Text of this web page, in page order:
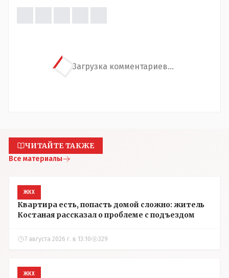
Загрузка комментариев...
ЧИТАЙТЕ ТАКЖЕ
Все материалы
ЖКХ
Квартира есть, попасть домой сложно: житель
Костаная рассказал о проблеме с подъездом
7 августа 2026 г. в 13:10 329
ЖКХ